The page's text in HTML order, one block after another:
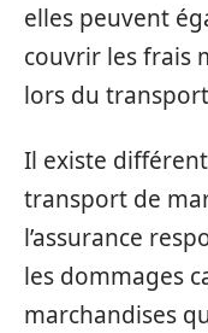
elles peuvent
couvrir les frais
lors du
Il existe
transport de
l’assurance
les dommages
marchandises